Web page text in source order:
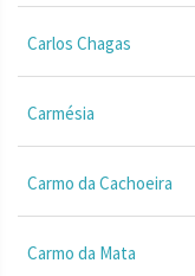
Carlos Chagas
Carmésia
Carmo da Cachoeira
Carmo da Mata